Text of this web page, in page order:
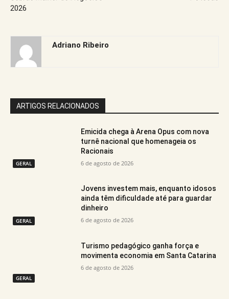
2026
Adriano Ribeiro
ARTIGOS RELACIONADOS
GERAL
Emicida chega à Arena Opus com nova
turnê nacional que homenageia os
Racionais
6 de agosto de 2026
GERAL
Jovens investem mais, enquanto idosos
ainda têm dificuldade até para guardar
dinheiro
6 de agosto de 2026
GERAL
Turismo pedagógico ganha força e
movimenta economia em Santa Catarina
6 de agosto de 2026